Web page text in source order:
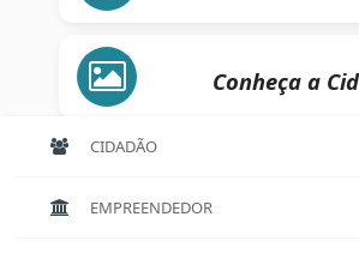
Conheça a
CIDADÃO
EMPREENDEDOR